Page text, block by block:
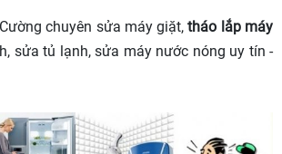
chuyên sửa máy giặt,tháo lắp máy
sửa tủ lạnh, sửa máy nước nóng uy tín -